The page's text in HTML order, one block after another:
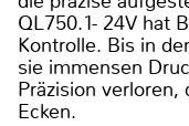
QL750.1- 24V hat
Kontrolle. Bis in
sie immensen
Präzision
Ecken.